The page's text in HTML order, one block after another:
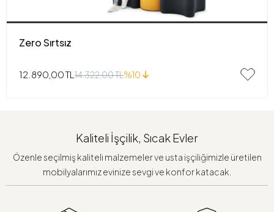
Zero Sırtsız
12.890,00 TL 14.322,00 TL%10
Kaliteli İşçilik, Sıcak Evler
Özenle seçilmiş kaliteli malzemeler ve usta işçiliğimizle üretilen
mobilyalarımız evinize sevgi ve konfor katacak.